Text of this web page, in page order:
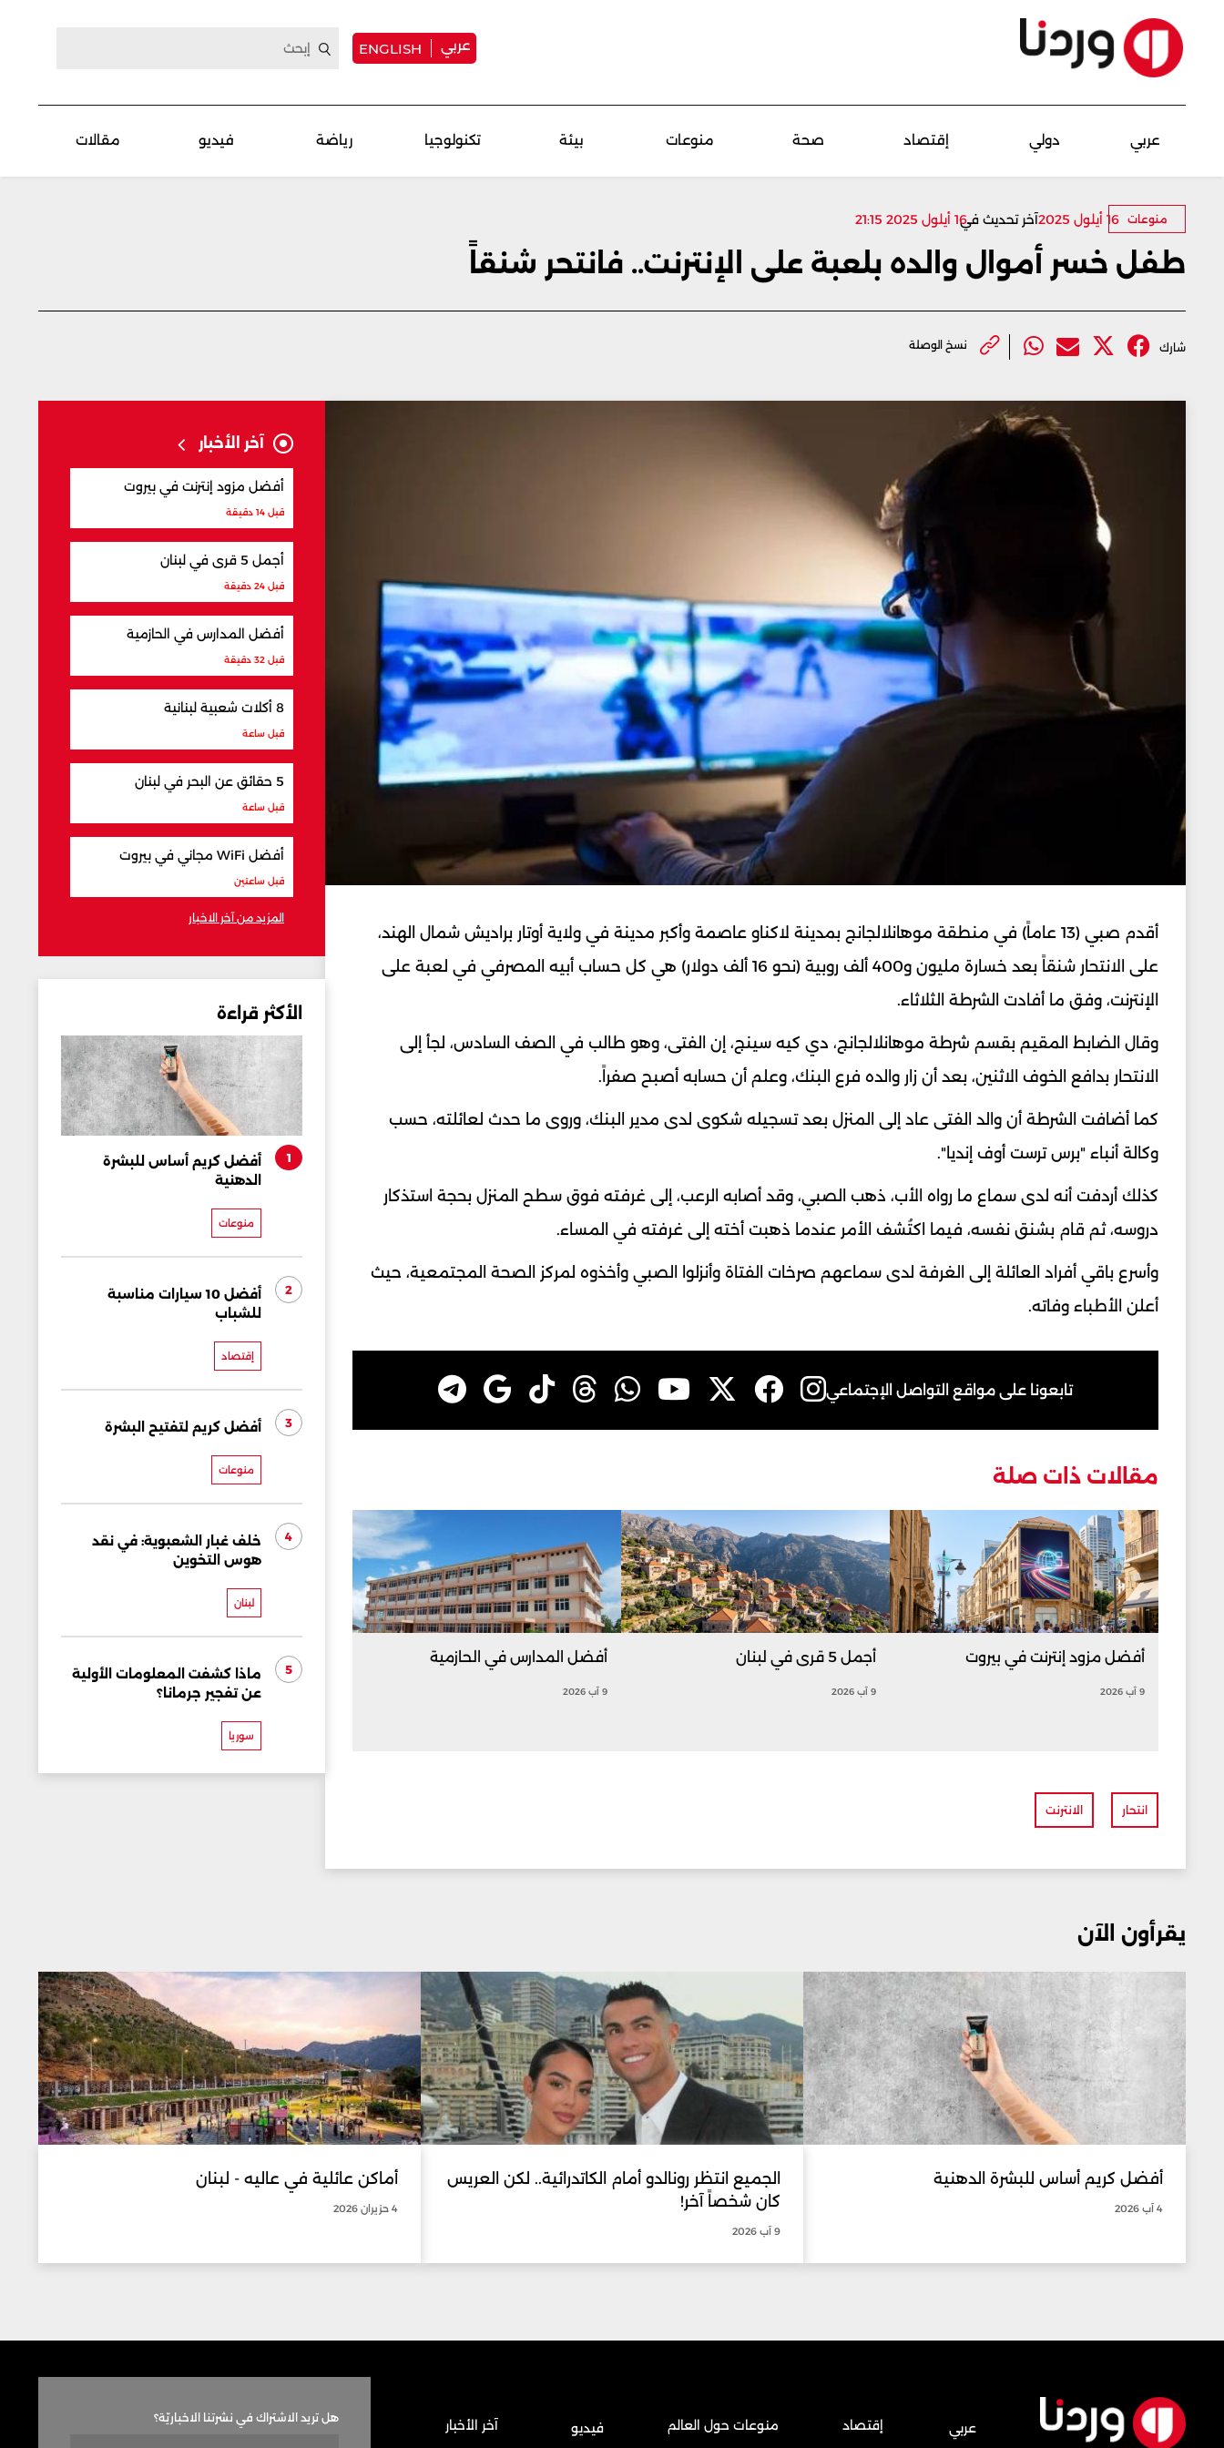
عربي ENGLISH
عربي دولي إقتصاد صحة منوعات بيئة تكنولوجيا رياضة فيديو مقالات
منوعات 16 أيلول 2025 آخر تحديث في
16 أيلول 2025 21:15
طفل خسر أموال والده بلعبة على الإنترنت.. فانتحر شنقاً
شارك نسخ الوصلة
أقدم صبي (13 عاماً) في منطقة موهانلالجانج بمدينة لاكناو عاصمة وأكبر مدينة في ولاية أوتار براديش شمال الهند،
على الانتحار شنقاً بعد خسارة مليون و400 ألف روبية (نحو 16 ألف دولار) هي كل حساب أبيه المصرفي في لعبة على
الإنترنت، وفق ما أفادت الشرطة الثلاثاء.
وقال الضابط المقيم بقسم شرطة موهانلالجانج، دي كيه سينج، إن الفتى، وهو طالب في الصف السادس، لجأ إلى
الانتحار بدافع الخوف الاثنين، بعد أن زار والده فرع البنك، وعلم أن حسابه أصبح صفراً.
كما أضافت الشرطة أن والد الفتى عاد إلى المنزل بعد تسجيله شكوى لدى مدير البنك، وروى ما حدث لعائلته، حسب
وكالة أنباء "برس ترست أوف إنديا".
كذلك أردفت أنه لدى سماع ما رواه الأب، ذهب الصبي، وقد أصابه الرعب، إلى غرفته فوق سطح المنزل بحجة استذكار
دروسه، ثم قام بشنق نفسه، فيما اكتُشف الأمر عندما ذهبت أخته إلى غرفته في المساء.
وأسرع باقي أفراد العائلة إلى الغرفة لدى سماعهم صرخات الفتاة وأنزلوا الصبي وأخذوه لمركز الصحة المجتمعية، حيث
أعلن الأطباء وفاته.
تابعونا على مواقع التواصل الإجتماعي
مقالات ذات صلة
أفضل مزود إنترنت في بيروت
9 آب 2026
أجمل 5 قرى في لبنان
9 آب 2026
أفضل المدارس في الحازمية
9 آب 2026
انتحار الانترنت
آخر الأخبار
أفضل مزود إنترنت في بيروت
قبل 14 دقيقة
أجمل 5 قرى في لبنان
قبل 24 دقيقة
أفضل المدارس في الحازمية
قبل 32 دقيقة
8 أكلات شعبية لبنانية
قبل ساعة
5 حقائق عن البحر في لبنان
قبل ساعة
أفضل WiFi مجاني في بيروت
قبل ساعتين
المزيد من آخر الاخبار
الأكثر قراءة
1
أفضل كريم أساس للبشرة
الدهنية
منوعات
2
أفضل 10 سيارات مناسبة
للشباب
إقتصاد
3 أفضل كريم لتفتيح البشرة
منوعات
4
خلف غبار الشعبوية: في نقد
هوس التخوين
لبنان
5
ماذا كشفت المعلومات الأولية
عن تفجير جرمانا؟
سوريا
يقرأون الآن
أفضل كريم أساس للبشرة الدهنية
4 آب 2026
الجميع انتظر رونالدو أمام الكاتدرائية.. لكن العريس
كان شخصاً آخر!
9 آب 2026
أماكن عائلية في عاليه - لبنان
4 حزيران 2026
عربي إقتصاد منوعات حول العالم فيديو آخر الأخبار هل تريد الاشتراك في نشرتنا الاخباريّة؟